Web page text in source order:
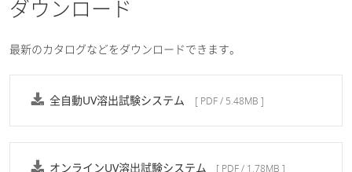
ダウンロード
最新のカタログなどをダウンロードできます。
全自動UV溶出試験システム [ PDF / 5.48MB ]
オンラインUV溶出試験システム [ PDF / 1.78MB ]